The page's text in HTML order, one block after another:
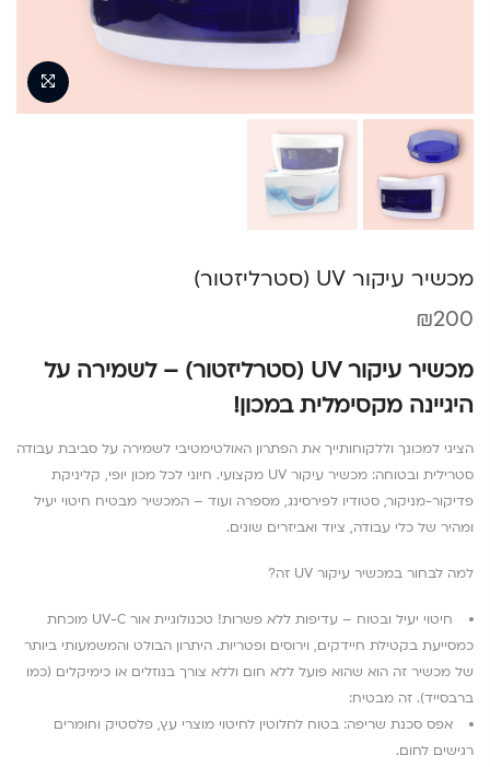
מכשיר עיקור UV (סטרליזטור)
₪200
מכשיר עיקור UV (סטרליזטור) – לשמירה על
היגיינה מקסימלית במכון!
הציגי למכונך וללקוחותייך את הפתרון האולטימטיבי לשמירה על סביבת עבודה
סטרילית ובטוחה: מכשיר עיקור UV מקצועי. חיוני לכל מכון יופי, קליניקת
פדיקור-מניקור, סטודיו לפירסינג, מספרה ועוד – המכשיר מבטיח חיטוי יעיל
ומהיר של כלי עבודה, ציוד ואביזרים שונים.
למה לבחור במכשיר עיקור UV זה?
חיטוי יעיל ובטוח – עדיפות ללא פשרות! טכנולוגיית אור UV-C מוכחת
כמסייעת בקטילת חיידקים, וירוסים ופטריות. היתרון הבולט והמשמעותי ביותר
של מכשיר זה הוא שהוא פועל ללא חום וללא צורך בנוזלים או כימיקלים (כמו
ברבסייד). זה מבטיח:
אפס סכנת שריפה: בטוח לחלוטין לחיטוי מוצרי עץ, פלסטיק וחומרים
רגישים לחום.